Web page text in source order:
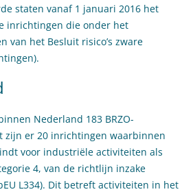
staten vanaf 1 januari 2016 het
inrichtingen die onder het
van het Besluit risico’s zware
Nederland 183 BRZO-
zijn er 20 inrichtingen waarbinnen
voor industriële activiteiten als
4, van de richtlijn inzake
L334). Dit betreft activiteiten in het